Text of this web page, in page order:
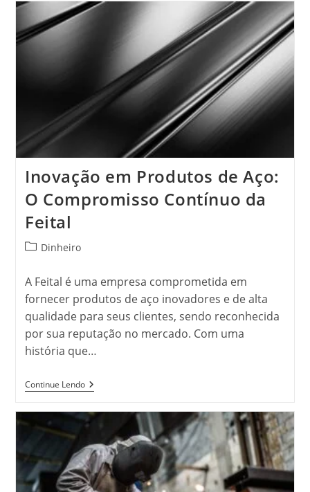
De
Prata?
Inovação em Produtos de Aço:
O Compromisso Contínuo da
Feital
Categoria
post:
Dinheiro
A Feital é uma empresa comprometida em
fornecer produtos de aço inovadores e de alta
qualidade para seus clientes, sendo reconhecida
por sua reputação no mercado. Com uma
história que…
Continue LendoInovação
Em
De
Aço:
Compromisso
Contínuo
Da
Feital